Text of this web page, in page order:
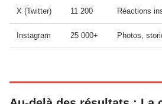
X (Twitter) 11 200 Réactions
Instagram 25 000+ Photos,